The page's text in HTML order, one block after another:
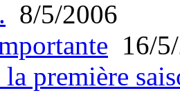
8/5/2006
16/
première